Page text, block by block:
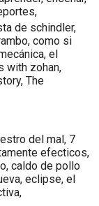
de schindler,
como si
el
with zohan,
The
del mal, 7
efecticos,
caldo de pollo
eclipse, el